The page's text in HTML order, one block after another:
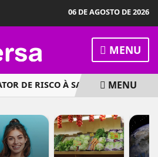
06 DE AGOSTO DE 2026
MENU
DE RISCO À SAÚDE NO BRASIL
MENU